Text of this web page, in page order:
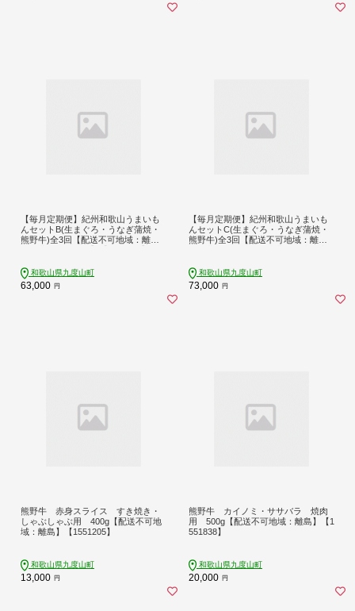
【毎月定期便】紀州和歌山うまいも
んセットB(生まぐろ・うなぎ蒲焼・
熊野牛)全3回【配送不可地域：離
和歌山県九度山町
63,000 円
【毎月定期便】紀州和歌山うまいも
んセットC(生まぐろ・うなぎ蒲焼・
熊野牛)全3回【配送不可地域：離
和歌山県九度山町
73,000 円
熊野牛 赤身スライス すき焼き・
しゃぶしゃぶ用 400g【配送不可地
域：離島】【1551205】
和歌山県九度山町
13,000 円
熊野牛 カイノミ・ササバラ 焼肉
用 500g【配送不可地域：離島】【1
551838】
和歌山県九度山町
20,000 円